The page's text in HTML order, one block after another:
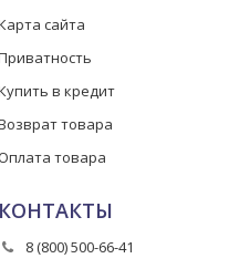
сайта
в кредит
товара
товара
КОНТАКТЫ
8 (800) 500-66-41